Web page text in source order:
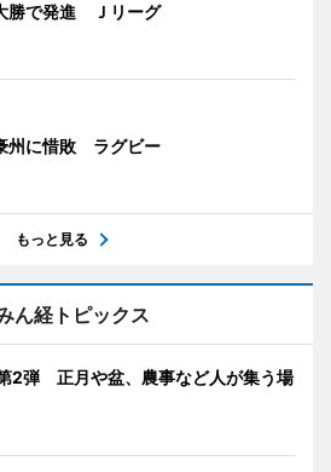
勝で発進 Ｊリーグ
州に惜敗 ラグビー
もっと見る
ん経トピックス
2弾 正月や盆、農事など人が集う場